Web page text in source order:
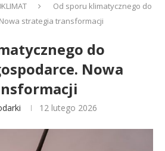
Od sporu klimatycznego do
strategia transformacji
do
Nowa
12 lutego 2026